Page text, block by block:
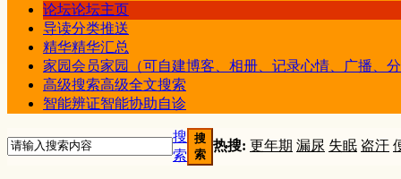
论坛论坛主页
导读分类推送
精华精华汇总
家园会员家园（可自建博客、相册、记录心情、广播、
高级搜索高级全文搜索
智能辨证智能协助自诊
搜
索
搜
索
热搜: 更年期 漏尿 失眠 盗汗